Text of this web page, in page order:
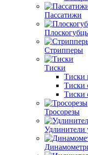
Пассатижи
Стрипперы
Тиски
Тиски
Тиски
Тиски
Тросорезы
Удлинители